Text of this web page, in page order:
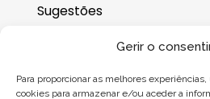
Gerir o
Para proporcionar as melhores
cookies para armazenar e/ou aceder a
Sugestões
Onde nos encontrar